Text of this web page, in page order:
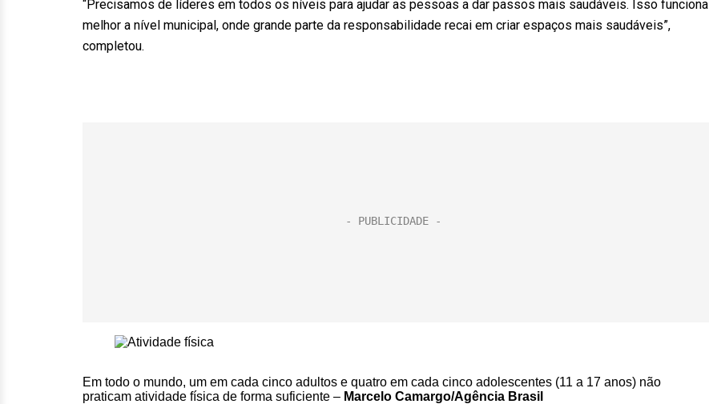
“Precisamos de líderes em todos os níveis para ajudar as pessoas a dar passos mais saudáveis. Isso funciona
melhor a nível municipal, onde grande parte da responsabilidade recai em criar espaços mais saudáveis”,
completou.
Em todo o mundo, um em cada cinco adultos e quatro em cada cinco adolescentes (11 a 17 anos) não
praticam atividade física de forma suficiente – Marcelo Camargo/Agência Brasil